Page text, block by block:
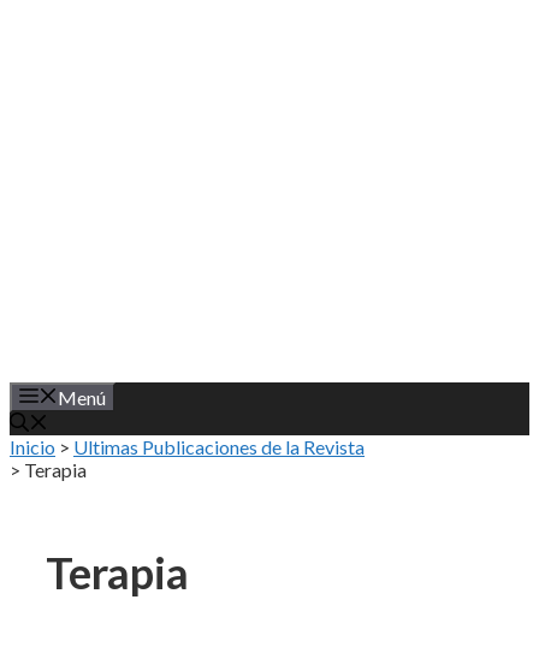
Menú
Inicio > Ultimas Publicaciones de la Revista
> Terapia
Terapia